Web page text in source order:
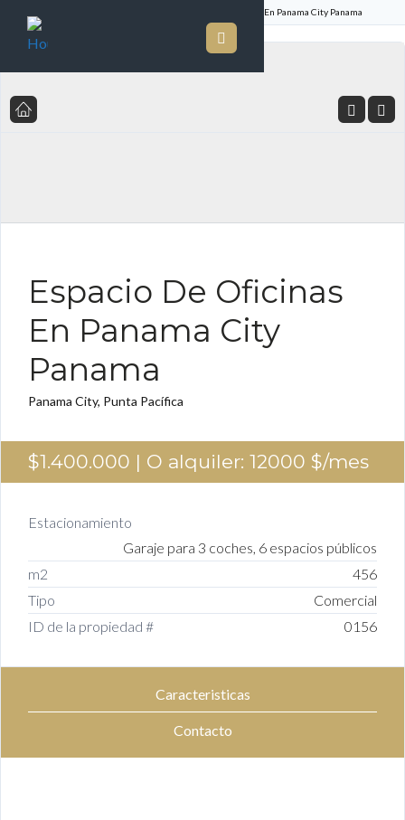
Espacio De Oficinas En Panama City Panama
Espacio De Oficinas
En Panama City
Panama
Panama City, Punta Pacífica
$1.400.000 | O alquiler: 12000 $/mes
Estacionamiento
Garaje para 3 coches, 6 espacios públicos
m2
456
Tipo
Comercial
ID de la propiedad #
0156
Caracteristicas
Contacto